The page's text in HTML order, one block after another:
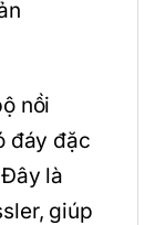
nồi
đáy đặc
là
giúp